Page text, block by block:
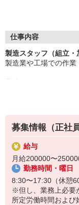
約束を守ること、き
また、勤務時間やシ
長く働きたい――
製造業で正社員とし
仕事内容
製造スタッフ（組立・
製造業や工場での作業
製品に不備がないか目
複雑な作業や力仕事
未経験の方もすぐに
※当社（株）テクノ・
業所へ派遣となります
募集情報（正社員
給与
月給200000〜
勤務時間・曜日
8:30〜17:30（休憩60
※但し、業務上必要
所定労働時間および